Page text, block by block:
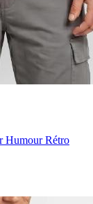
Humour Rétro